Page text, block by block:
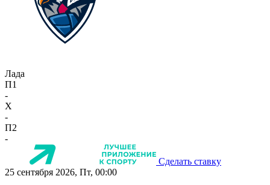
Лада
П1
-
X
-
П2
-
Сделать ставку
25 сентября 2026, Пт, 00:00